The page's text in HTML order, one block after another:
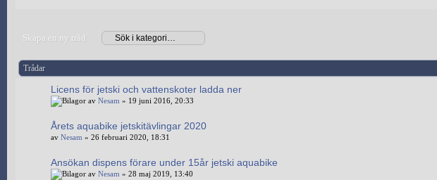
Skapa en ny tråd
Trådar
Licens för jetski och vattenskoter ladda ner
av Nesam » 19 juni 2016, 20:33
Årets aquabike jetskitävlingar 2020
av Nesam » 26 februari 2020, 18:31
Ansökan dispens förare under 15år jetski aquabike
av Nesam » 28 maj 2019, 13:40